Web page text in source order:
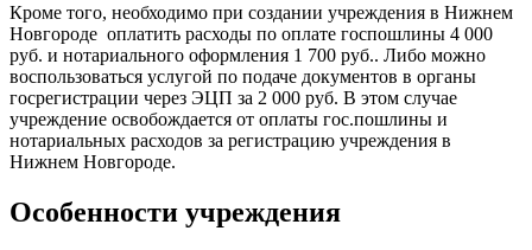
Кроме того, необходимо при создании учреждения в Нижнем
Новгороде оплатить расходы по оплате госпошлины 4 000
руб. и нотариального оформления 1 700 руб.. Либо можно
воспользоваться услугой по подаче документов в органы
госрегистрации через ЭЦП за 2 000 руб. В этом случае
учреждение освобождается от оплаты гос.пошлины и
нотариальных расходов за регистрацию учреждения в
Нижнем Новгороде.
Особенности учреждения